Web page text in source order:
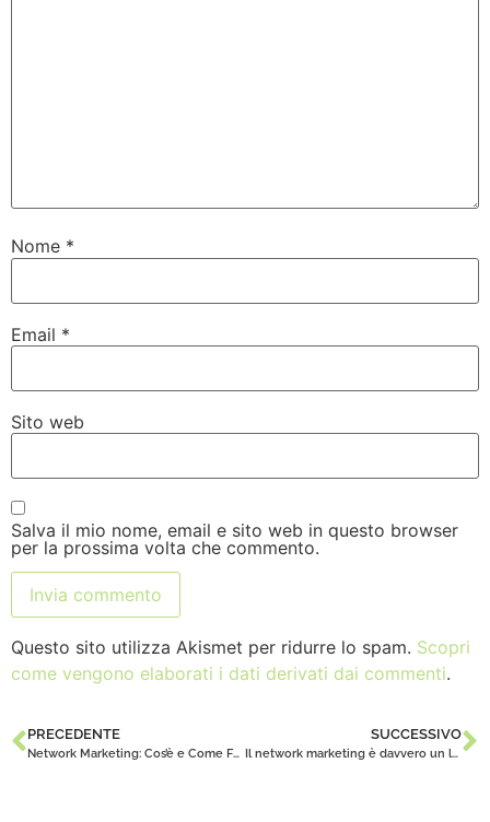
Nome *
Email *
Sito web
Salva il mio nome, email e sito web in questo browser
per la prossima volta che commento.
Questo sito utilizza Akismet per ridurre lo spam. Scopri
come vengono elaborati i dati derivati dai commenti.
PRECEDENTE
Network Marketing: Cos’è e Come Funziona Davvero nel 2025
SUCCESSIVO
Il network marketing è davvero un lavoro?